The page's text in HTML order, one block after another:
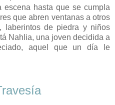
hasta que se cumpla
que abren ventanas a otros
laberintos de piedra y niños
Nahlia, una joven decidida a
aquel que un día le